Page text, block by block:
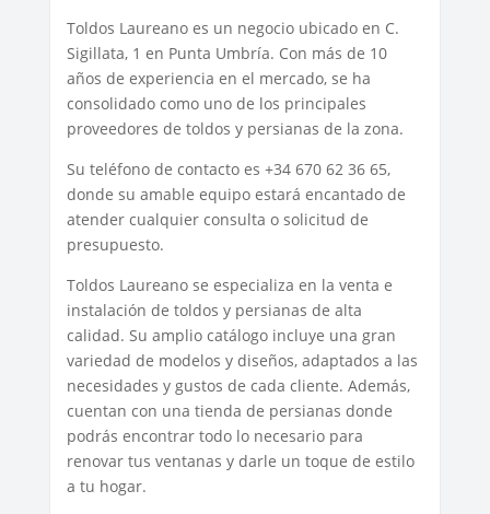
Toldos Laureano es un negocio ubicado en C.
Sigillata, 1 en Punta Umbría. Con más de 10
años de experiencia en el mercado, se ha
consolidado como uno de los principales
proveedores de toldos y persianas de la zona.
Su teléfono de contacto es +34 670 62 36 65,
donde su amable equipo estará encantado de
atender cualquier consulta o solicitud de
presupuesto.
Toldos Laureano se especializa en la venta e
instalación de toldos y persianas de alta
calidad. Su amplio catálogo incluye una gran
variedad de modelos y diseños, adaptados a las
necesidades y gustos de cada cliente. Además,
cuentan con una tienda de persianas donde
podrás encontrar todo lo necesario para
renovar tus ventanas y darle un toque de estilo
a tu hogar.